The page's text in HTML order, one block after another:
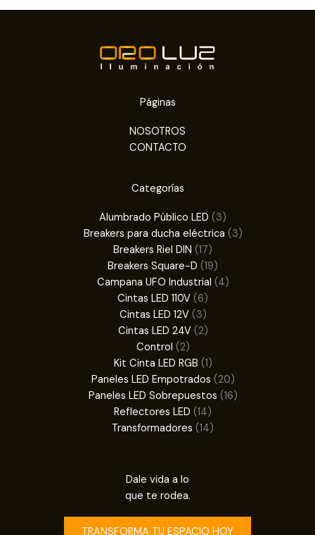
Páginas
NOSOTROS
CONTACTO
Categorías
Alumbrado Público LED 33
productos
Breakers para ducha eléctrica 33
Breakers Riel DIN 1717
productos
Breakers Square-D 1919
productos
Campana UFO Industrial 44
Cintas LED 110V 66
productos
Cintas LED 12V 33
productos
Cintas LED 24V 22
Control 22
productos
Kit Cinta LED RGB 11
producto
Paneles LED Empotrados 2020
productos
Paneles LED Sobrepuestos 1616
Reflectores LED 1414
productos
Transformadores 1414
Dale vida a lo
que te rodea.
TRANSFORMA TU ESPACIO HOY